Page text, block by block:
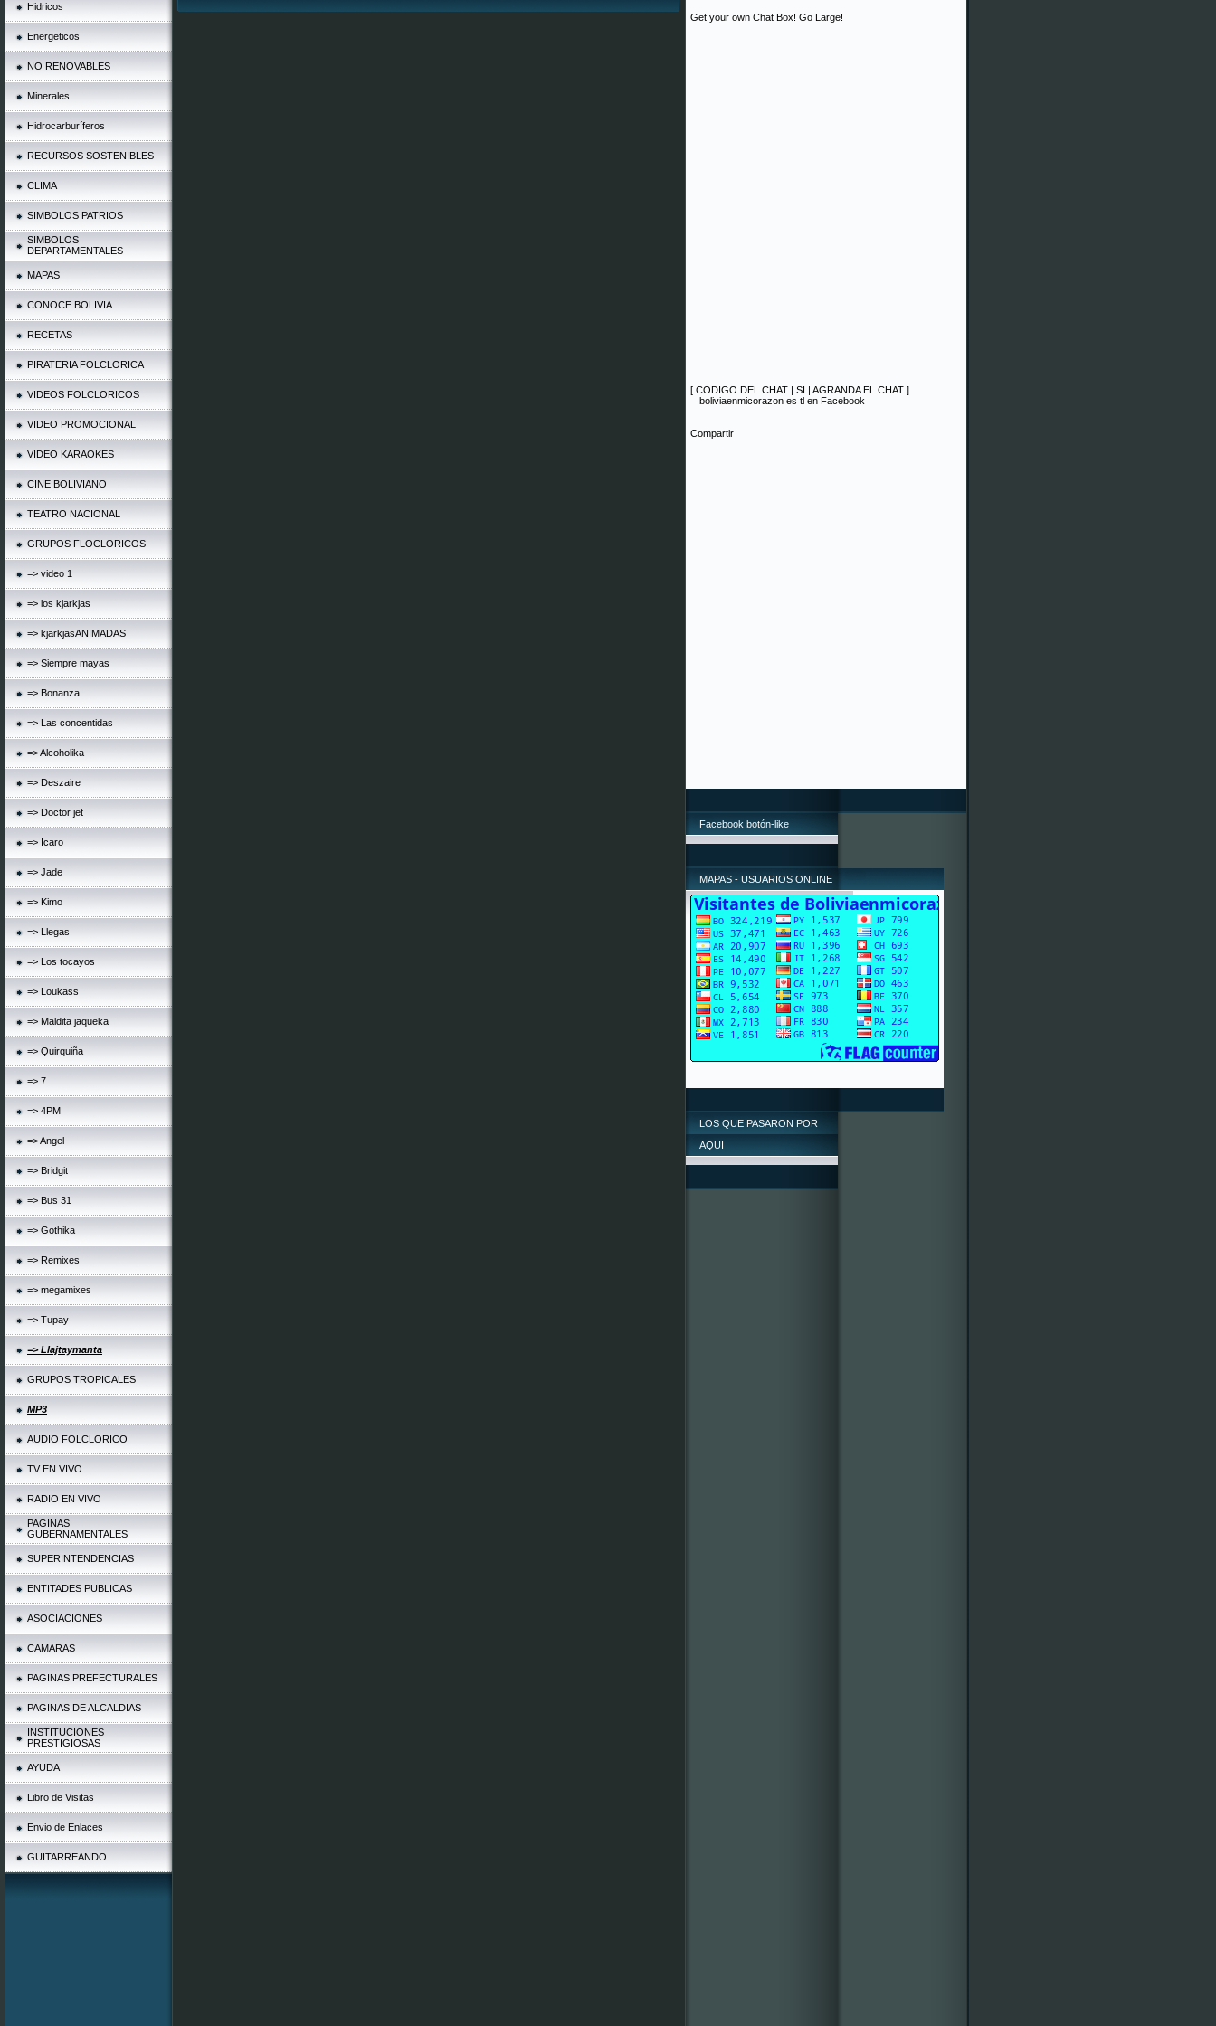
Hidricos
Energeticos
NO RENOVABLES
Minerales
Hidrocarburíferos
RECURSOS SOSTENIBLES
CLIMA
SIMBOLOS PATRIOS
SIMBOLOS
DEPARTAMENTALES
MAPAS
CONOCE BOLIVIA
RECETAS
PIRATERIA FOLCLORICA
VIDEOS FOLCLORICOS
VIDEO PROMOCIONAL
VIDEO KARAOKES
CINE BOLIVIANO
TEATRO NACIONAL
GRUPOS FLOCLORICOS
=> video 1
=> los kjarkjas
=> kjarkjasANIMADAS
=> Siempre mayas
=> Bonanza
=> Las concentidas
=> Alcoholika
=> Deszaire
=> Doctor jet
=> Icaro
=> Jade
=> Kimo
=> Llegas
=> Los tocayos
=> Loukass
=> Maldita jaqueka
=> Quirquiña
=> 7
=> 4PM
=> Angel
=> Bridgit
=> Bus 31
=> Gothika
=> Remixes
=> megamixes
=> Tupay
=> Llajtaymanta
GRUPOS TROPICALES
MP3
AUDIO FOLCLORICO
TV EN VIVO
RADIO EN VIVO
PAGINAS
GUBERNAMENTALES
SUPERINTENDENCIAS
ENTITADES PUBLICAS
ASOCIACIONES
CAMARAS
PAGINAS PREFECTURALES
PAGINAS DE ALCALDIAS
INSTITUCIONES
PRESTIGIOSAS
AYUDA
Libro de Visitas
Envio de Enlaces
GUITARREANDO
Get your own Chat Box! Go Large!
[ CODIGO DEL CHAT | SI | AGRANDA EL CHAT ]
boliviaenmicorazon es tl en Facebook
Compartir
Facebook botón-like
MAPAS - USUARIOS ONLINE
LOS QUE PASARON POR
AQUI